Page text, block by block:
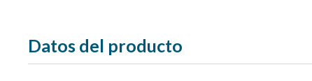
Datos del producto